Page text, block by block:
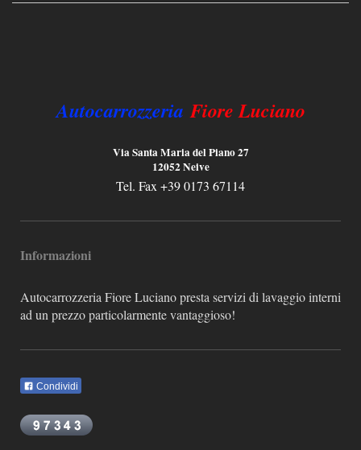
Autocarrozzeria Fiore Luciano
Via Santa Maria del Piano 27
12052 Neive
Tel. Fax +39 0173 67114
Informazioni
Autocarrozzeria Fiore Luciano presta servizi di lavaggio interni
ad un prezzo particolarmente vantaggioso!
Condividi